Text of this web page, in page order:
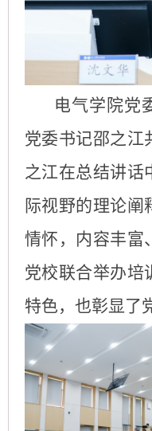
电气学院党
党委书记邵之江
之江在总结讲话
际视野的理论阐
情怀 ， 内容丰富
党校联合举办培
特色，也彰显了